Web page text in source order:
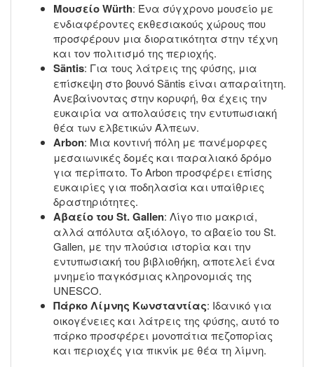
Μουσείο Würth: Ένα σύγχρονο μουσείο με
ενδιαφέροντες εκθεσιακούς χώρους που
προσφέρουν μια διορατικότητα στην τέχνη
και τον πολιτισμό της περιοχής.
Säntis: Για τους λάτρεις της φύσης, μια
επίσκεψη στο βουνό Säntis είναι απαραίτητη.
Ανεβαίνοντας στην κορυφή, θα έχεις την
ευκαιρία να απολαύσεις την εντυπωσιακή
θέα των ελβετικών Άλπεων.
Arbon: Μια κοντινή πόλη με πανέμορφες
μεσαιωνικές δομές και παραλιακό δρόμο
για περίπατο. Το Arbon προσφέρει επίσης
ευκαιρίες για ποδηλασία και υπαίθριες
δραστηριότητες.
Αβαείο του St. Gallen: Λίγο πιο μακριά,
αλλά απόλυτα αξιόλογο, το αβαείο του St.
Gallen, με την πλούσια ιστορία και την
εντυπωσιακή του βιβλιοθήκη, αποτελεί ένα
μνημείο παγκόσμιας κληρονομιάς της
UNESCO.
Πάρκο Λίμνης Κωνσταντίας: Ιδανικό για
οικογένειες και λάτρεις της φύσης, αυτό το
πάρκο προσφέρει μονοπάτια πεζοπορίας
και περιοχές για πικνίκ με θέα τη λίμνη.